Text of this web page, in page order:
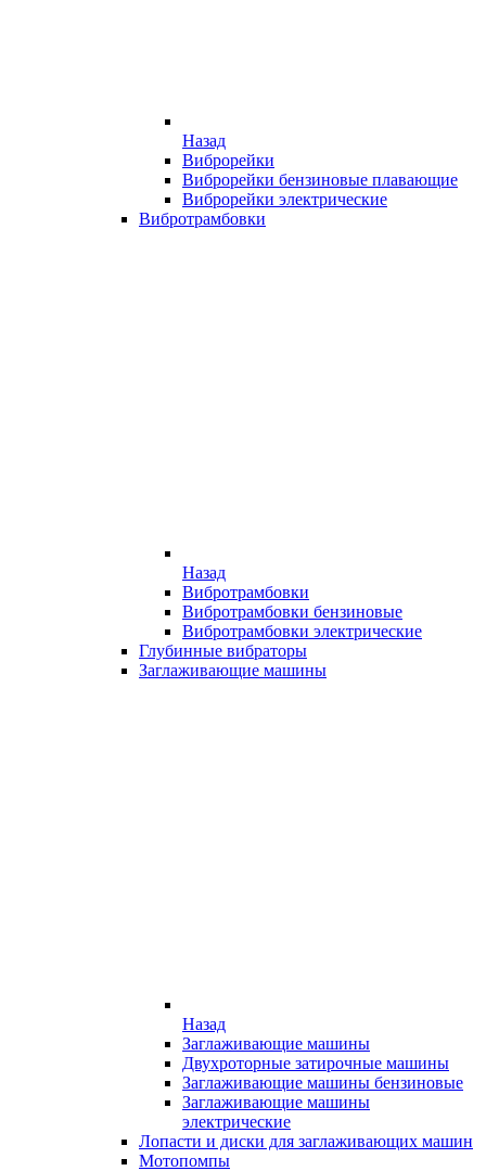
Назад
Виброрейки
Виброрейки бензиновые плавающие
Виброрейки электрические
Вибротрамбовки
Назад
Вибротрамбовки
Вибротрамбовки бензиновые
Вибротрамбовки электрические
Глубинные вибраторы
Заглаживающие машины
Назад
Заглаживающие машины
Двухроторные затирочные машины
Заглаживающие машины бензиновые
Заглаживающие машины
электрические
Лопасти и диски для заглаживающих машин
Мотопомпы